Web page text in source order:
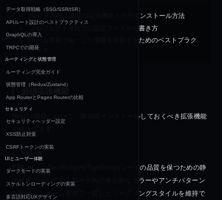
データ取得戦略（SSG/SSR/ISR）
APIルート設計のベストプラクティス
GraphQLの導入
TRPCでの開発
ルーティングと状態管理
ルーティング完全ガイド
状態管理（Redux/Zustand）
App RouterとPages Routerの比較
セキュリティ
セキュリティヘッダー設定
XSS防止対策
CSRFトークンの実装
UIとユーザー体験
ダークモードの実装
スケルトンローディングの実装
多言語対応UXデザイン
Next.js開発に必須の拡張機能とそのインストール方法
プロジェクト単位での設定ファイルの書き方
チーム開発で統一した環境を構築するためのベストプラク
ティス
Next.js開発において、最低限インストールしておくべき拡張機能
ESLint は、JavaScriptやTypeScriptコードの品質を保つための静
的解析ツールです。コード内の潜在的なエラーやアンチパターン
を検出し、チーム全体で一貫したコーディングスタイルを維持で